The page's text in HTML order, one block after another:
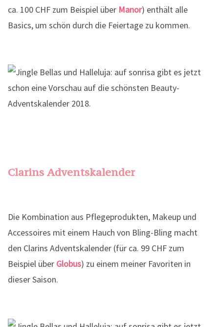
ca. 100 CHF zum Beispiel über Manor) enthält alle
Basics, um schön durch die Feiertage zu kommen.
Clarins Adventskalender
Die Kombination aus Pflegeprodukten, Makeup und
Accessoires mit einem Hauch von Bling-Bling macht
den Clarins Adventskalender (für ca. 99 CHF zum
Beispiel über Globus) zu einem meiner Favoriten in
dieser Saison.